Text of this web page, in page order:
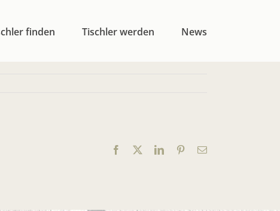
finden Tischler werden News
Facebook LinkedInPinterest
E-